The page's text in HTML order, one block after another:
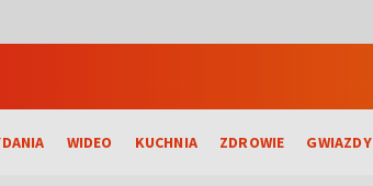
WIDEO KUCHNIA ZDROWIE GWIAZDY